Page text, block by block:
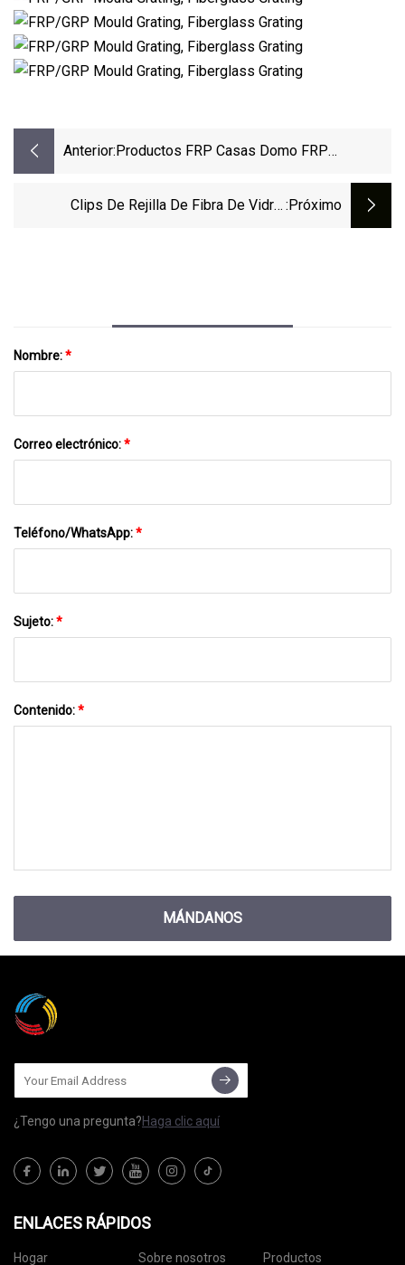
Anterior:Productos FRP Casas Domo FRP
Clips De Rejilla De Fibra De Vidrio :próximo
Nombre:*
Correo electrónico:*
Teléfono/WhatsApp:*
Sujeto:*
Contenido:*
MÁNDANOS
¿Tengo una pregunta?Haga clic aquí
ENLACES RÁPIDOS
Hogar Sobre nosotros Productos